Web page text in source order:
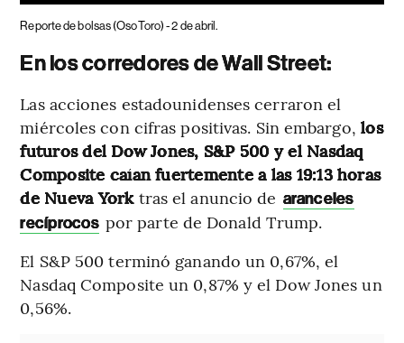
Reporte de bolsas (OsoToro) - 2 de abril.
En los corredores de Wall Street:
Las acciones estadounidenses cerraron el
miércoles con cifras positivas. Sin embargo, los
futuros del Dow Jones, S&P 500 y el Nasdaq
Composite caían fuertemente a las 19:13 horas
de Nueva Yorktras el anuncio de aranceles
recíprocos por parte de Donald Trump.
El S&P 500 terminó ganando un 0,67%, el
Nasdaq Composite un 0,87% y el Dow Jones un
0,56%.